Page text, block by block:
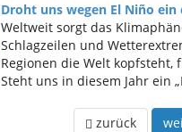
Droht uns wegen El Niño
Weltweit sorgt das
Schlagzeilen und
Regionen die Welt kopfsteht,
Steht uns in diesem Jahr ein
zurück